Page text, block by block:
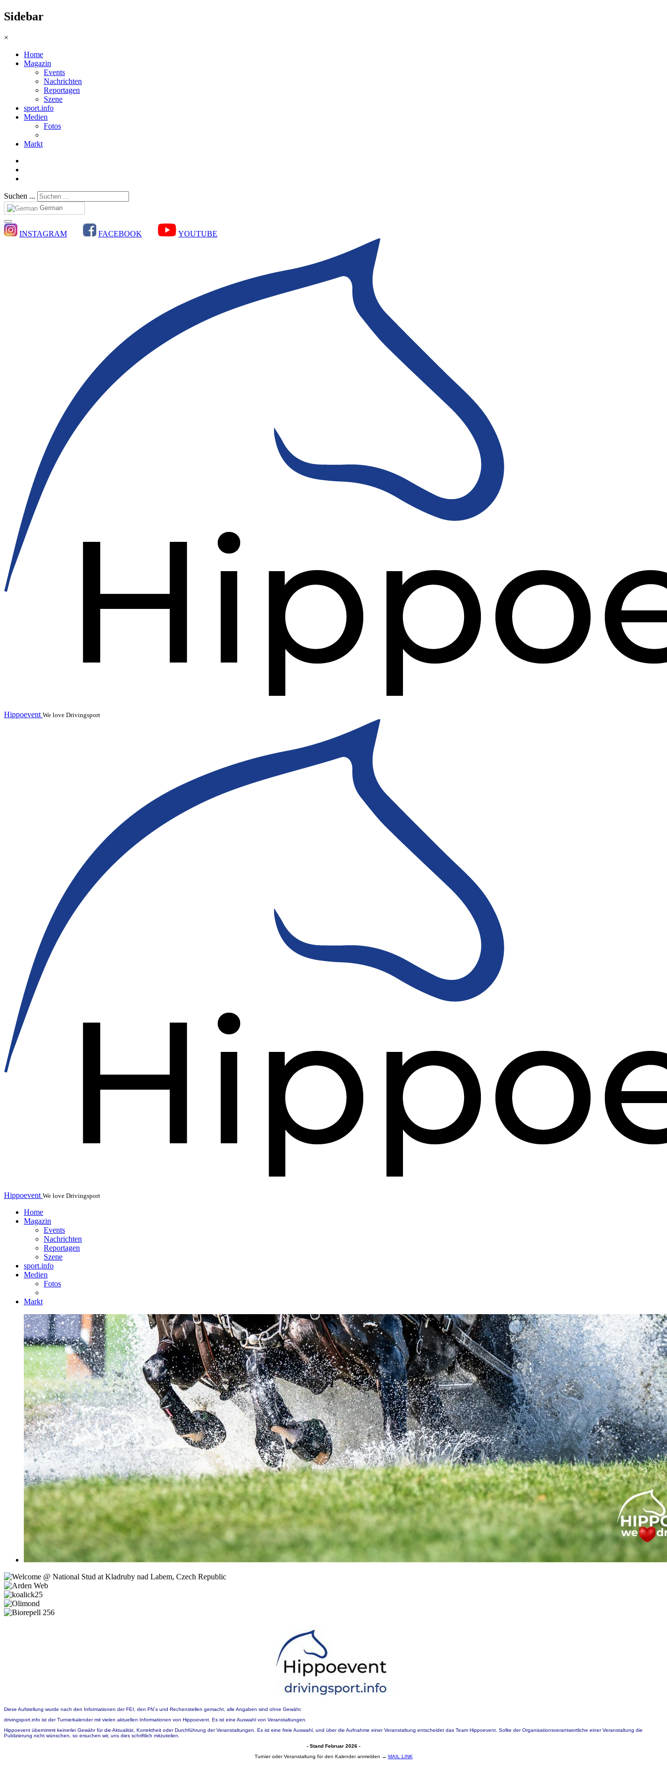
Sidebar
×
Home
Magazin
Events
Nachrichten
Reportagen
Szene
sport.info
Medien
Fotos
Markt
Suchen ...
German
INSTAGRAM FACEBOOK YOUTUBE
Hippoevent We love Drivingsport
Hippoevent We love Drivingsport
Home
Magazin
Events
Nachrichten
Reportagen
Szene
sport.info
Medien
Fotos
Markt
Diese Aufstellung wurde nach den Informationen der FEI, den FN´s und Rechenstellen gemacht, alle Angaben sind ohne Gewähr.
drivingsport.info ist der Turnierkalender mit vielen aktuellen Informationen von Hippoevent. Es ist eine Auswahl von Veranstaltungen.
Hippoevent übernimmt keinerlei Gewähr für die Aktualität, Korrektheit oder Durchführung der Veranstaltungen. Es ist eine freie Auswahl, und über die Aufnahme einer Veranstaltung entscheidet das Team Hippoevent. Sollte der Organisationsverantwortliche einer Veranstaltung die
Publizierung nicht wünschen, so ersuchen wir, uns dies schriftlich mitzuteilen.
- Stand Februar 2026 -
Turnier oder Veranstaltung für den Kalender anmelden → MAIL LINK